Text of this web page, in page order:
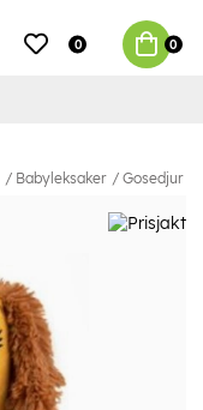
0 0
Babyleksaker Gosedjur